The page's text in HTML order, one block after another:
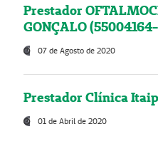
Prestador
GONÇALO
07 de Agosto de 2020
Prestador Clínica
01 de Abril de 2020